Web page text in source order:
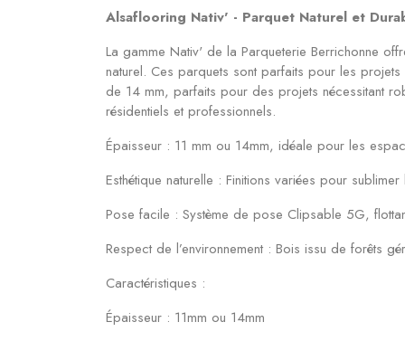
Alsaflooring Nativ' - Parquet Naturel et
La gamme Nativ' de la Parqueterie Berrichonne
naturel. Ces parquets sont parfaits pour les
de 14 mm, parfaits pour des projets nécessitant
résidentiels et professionnels.
Épaisseur : 11 mm ou 14mm, idéale pour les
Esthétique naturelle : Finitions variées pour
Pose facile : Système de pose Clipsable 5G,
Respect de l’environnement : Bois issu de forêts
Caractéristiques :
Épaisseur : 11mm ou 14mm